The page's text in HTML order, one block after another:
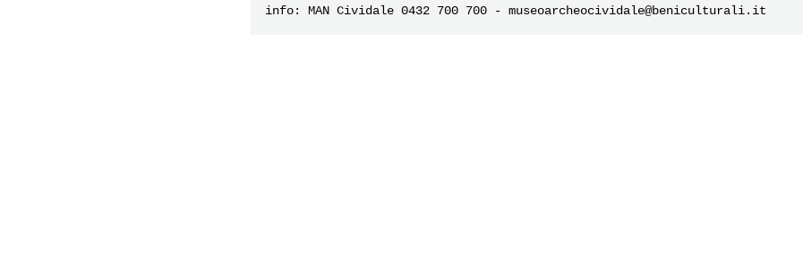
info: MAN Cividale 0432 700 700 - museoarcheocividale@beniculturali.it